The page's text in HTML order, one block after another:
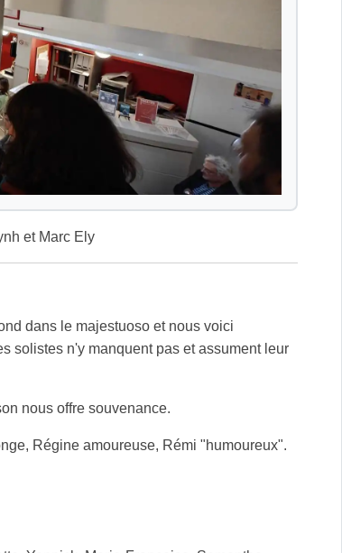
et Marc Ely
dans le majestuoso et nous voici
solistes n'y manquent pas et assument leur
nous offre souvenance.
Régine amoureuse, Rémi "humoureux".